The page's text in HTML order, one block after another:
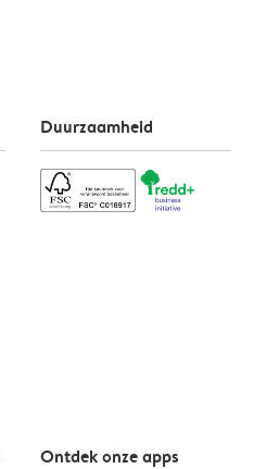
Duurzaamheid
Ontdek onze apps